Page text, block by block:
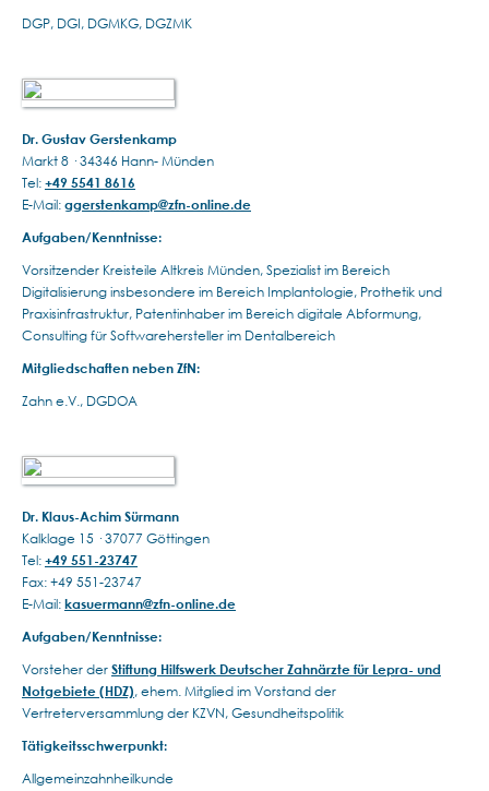
DGP, DGI, DGMKG, DGZMK
Dr. Gustav Gerstenkamp
Markt 8 · 34346 Hann- Münden
Tel: +49 5541 8616
E-Mail: ggerstenkamp@zfn-online.de
Aufgaben/Kenntnisse:
Vorsitzender Kreisteile Altkreis Münden, Spezialist im Bereich
Digitalisierung insbesondere im Bereich Implantologie, Prothetik und
Praxisinfrastruktur, Patentinhaber im Bereich digitale Abformung,
Consulting für Softwarehersteller im Dentalbereich
Mitgliedschaften neben ZfN:
Zahn e.V., DGDOA
Dr. Klaus-Achim Sürmann
Kalklage 15 · 37077 Göttingen
Tel: +49 551-23747
Fax: +49 551-23747
E-Mail: kasuermann@zfn-online.de
Aufgaben/Kenntnisse:
Vorsteher der Stiftung Hilfswerk Deutscher Zahnärzte für Lepra- und
Notgebiete (HDZ), ehem. Mitglied im Vorstand der
Vertreterversammlung der KZVN, Gesundheitspolitik
Tätigkeitsschwerpunkt:
Allgemeinzahnheilkunde